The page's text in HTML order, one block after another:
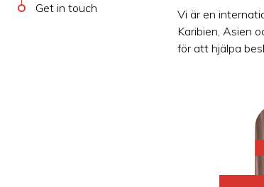
Get in touch
Vi är en
Karibien, Asien
för att hjälpa